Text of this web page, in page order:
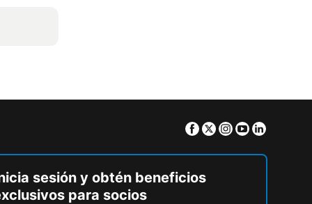
Facebook
TwitterInstagram
Youtube
sesión y obtén beneficios
para socios